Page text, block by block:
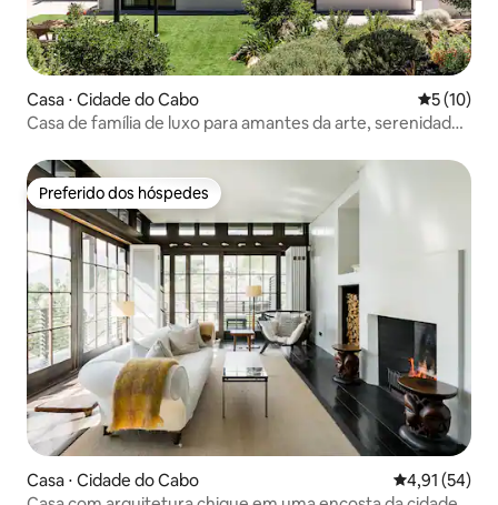
Casa ⋅ Cidade do Cabo 5 de uma
5 (10)
Casa de família de luxo para amantes da arte, serenidade
Preferido dos hóspedes
Preferido dos hóspedes
Casa ⋅ Cidade do Cabo 4,91 de uma
4,91 (54)